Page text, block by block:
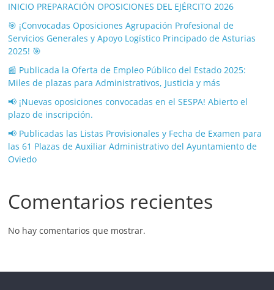
INICIO PREPARACIÓN OPOSICIONES DEL EJÉRCITO 2026
🎯 ¡Convocadas Oposiciones Agrupación Profesional de
Servicios Generales y Apoyo Logístico Principado de Asturias
2025! 🎯
📰 Publicada la Oferta de Empleo Público del Estado 2025:
Miles de plazas para Administrativos, Justicia y más
📢 ¡Nuevas oposiciones convocadas en el SESPA! Abierto el
plazo de inscripción.
📢 Publicadas las Listas Provisionales y Fecha de Examen para
las 61 Plazas de Auxiliar Administrativo del Ayuntamiento de
Oviedo
Comentarios recientes
No hay comentarios que mostrar.